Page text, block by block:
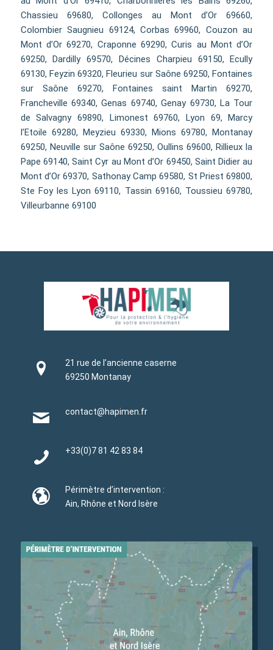
Chassieu 69680, Collonges au Mont d’Or 69660,
Colombier Saugnieu 69124, Corbas 69960, Couzon au
Mont d’Or 69270, Craponne 69290, Curis au Mont d’Or
69250, Dardilly 69570, Décines Charpieu 69150, Ecully
69130, Feyzin 69320, Fleurieu sur Saône 69250, Fontaines
sur Saône 69270, Fontaines saint Martin 69270,
Francheville 69340, Genas 69740, Genay 69730, La Tour
de Salvagny 69890, Limonest 69760, Lyon 69, Marcy
l’Etoile 69280, Meyzieu 69330, Mions 69780, Montanay
69250, Neuville sur Saône 69250, Oullins 69600, Rillieux la
Pape 69140, Saint Cyr au Mont d’Or 69450, Saint Didier au
Mont d’Or 69370, Sathonay Camp 69580, St Priest 69800,
Ste Foy les Lyon 69110, Tassin 69160, Toussieu 69780,
Villeurbanne 69100
21 rue de l’ancienne caserne
69250 Montanay
contact@hapimen.fr
+33(0)7 81 42 83 84
Périmètre d’intervention :
Ain, Rhône et Nord Isère